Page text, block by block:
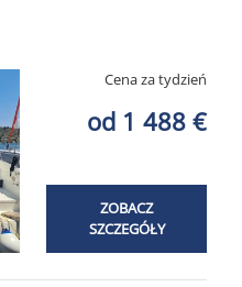
Cena za tydzień
od 1 488 €
ZOBACZ
SZCZEGÓŁY